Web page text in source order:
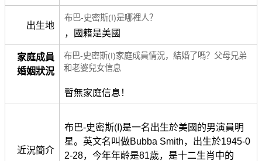
出生地
布巴-史密斯(I)是哪裡人？
，國籍是美國
家庭成員
婚姻狀況
布巴-史密斯(I)家庭成員情況，結婚了嗎？父母兄弟
和老婆兒女信息
暫無家庭信息！
近況簡介
布巴-史密斯(I)是一名出生於美國的男演員明
星。英文名叫做Bubba Smith，出生於1945-0
2-28，今年年齡是81歲，是十二生肖中的